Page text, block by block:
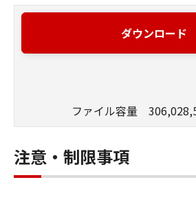
ダウンロード
ファイル容量
注意・制限事項